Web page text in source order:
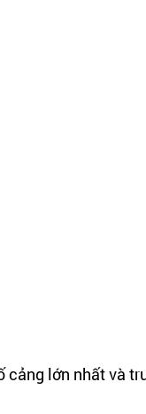
cảng lớn nhất và